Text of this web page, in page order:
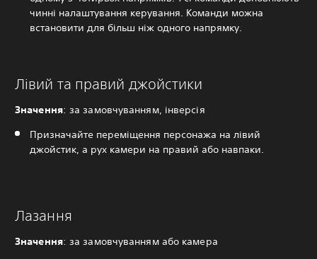
чинні налаштування керування. Команди можна
встановити для більш ніж одного напрямку.
Лівий та правий джойстики
Значення: за замовчуванням, інверсія
Призначайте переміщення персонажа на лівий
джойстик, а рух камери на правий або навпаки.
Лазання
Значення: за замовчуванням або камера